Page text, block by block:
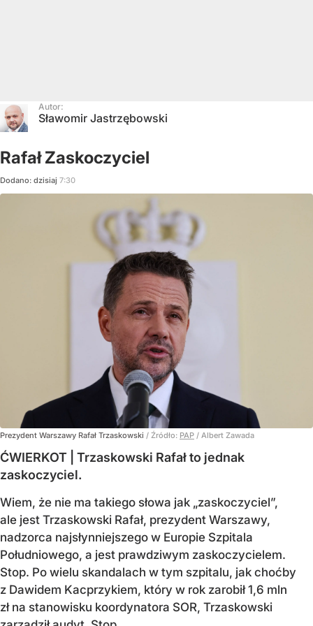
Autor:
Sławomir Jastrzębowski
Rafał Zaskoczyciel
Dodano: dzisiaj 7:30
Prezydent Warszawy Rafał Trzaskowski / Źródło: PAP / Albert Zawada
ĆWIERKOT | Trzaskowski Rafał to jednak
zaskoczyciel.
Wiem, że nie ma takiego słowa jak „zaskoczyciel”,
ale jest Trzaskowski Rafał, prezydent Warszawy,
nadzorca najsłynniejszego w Europie Szpitala
Południowego, a jest prawdziwym zaskoczycielem.
Stop. Po wielu skandalach w tym szpitalu, jak choćby
z Dawidem Kacprzykiem, który w rok zarobił 1,6 mln
zł na stanowisku koordynatora SOR, Trzaskowski